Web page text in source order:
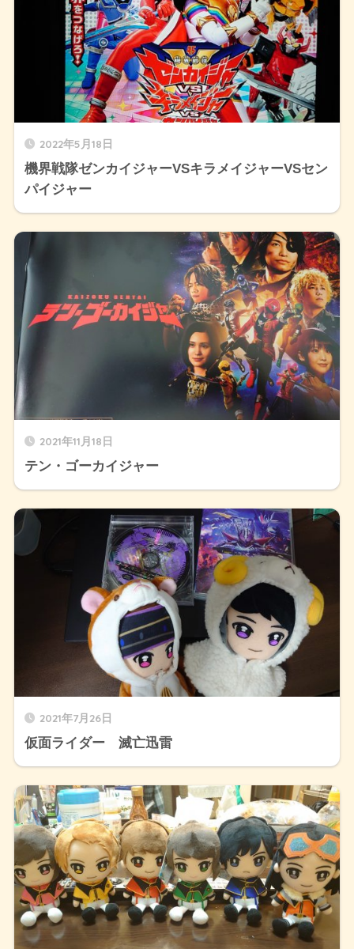
2022年5月18日
機界戦隊ゼンカイジャーVSキラメイジャーVSセン
パイジャー
2021年11月18日
テン・ゴーカイジャー
2021年7月26日
仮面ライダー 滅亡迅雷